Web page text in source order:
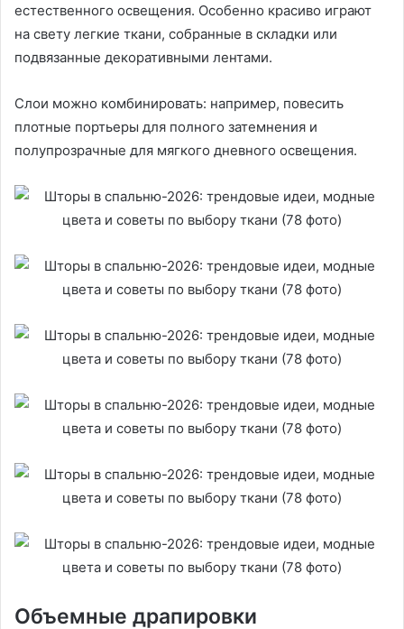
естественного освещения. Особенно красиво играют
на свету легкие ткани, собранные в складки или
подвязанные декоративными лентами.
Слои можно комбинировать: например, повесить
плотные портьеры для полного затемнения и
полупрозрачные для мягкого дневного освещения.
Объемные драпировки